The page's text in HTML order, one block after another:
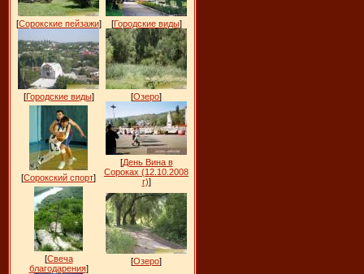
[Сорокские пейзажи] [Городские виды]
[Городские виды] [Озеро]
[Сорокский спорт]
[День Вина в
Сороках (12.10.2008
г)]
[Свеча
благодарения]
[Озеро]